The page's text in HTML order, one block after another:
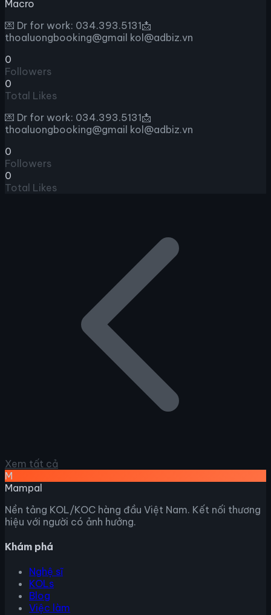
Macro
💌 Dr for work: 034.393.5131📩
thoaluongbooking@gmail kol@adbiz.vn
0
Followers
0
Total Likes
💌 Dr for work: 034.393.5131📩
thoaluongbooking@gmail kol@adbiz.vn
0
Followers
0
Total Likes
Xem tất cả
M
Mampal
Nền tảng KOL/KOC hàng đầu Việt Nam. Kết nối thương
hiệu với người có ảnh hưởng.
Khám phá
Nghệ sĩ
KOLs
Blog
Việc làm